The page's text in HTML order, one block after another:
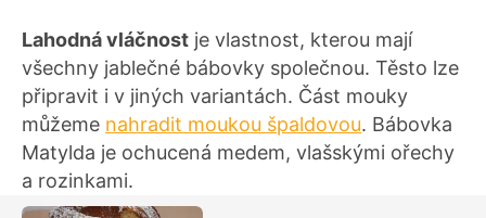
Lahodná vláčnost je vlastnost, kterou mají
všechny jablečné bábovky společnou. Těsto lze
připravit i v jiných variantách. Část mouky
můžeme nahradit moukou špaldovou. Bábovka
Matylda je ochucená medem, vlašskými ořechy
a rozinkami.